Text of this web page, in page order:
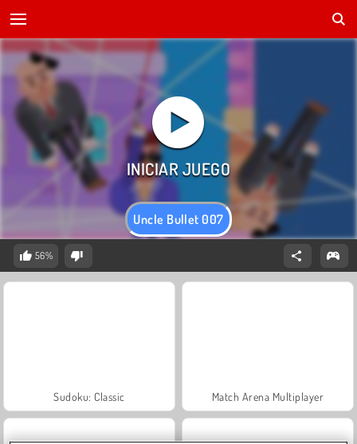
Uncle Bullet 007
56%
Sudoku: Classic Match Arena Multiplayer